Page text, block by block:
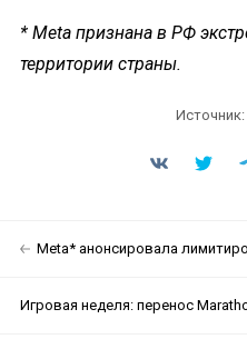
* Meta признана в РФ
территории страны.
Источник:
Meta* анонсировала
Игровая неделя: перенос Marathon, геймплей